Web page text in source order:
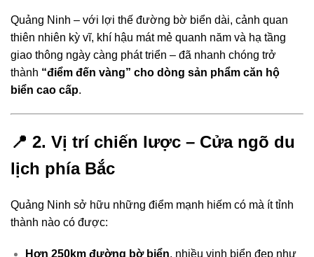
Quảng Ninh – với lợi thế đường bờ biển dài, cảnh quan
thiên nhiên kỳ vĩ, khí hậu mát mẻ quanh năm và hạ tầng
giao thông ngày càng phát triển – đã nhanh chóng trở
thành “điểm đến vàng” cho dòng sản phẩm căn hộ
biển cao cấp.
📍 2. Vị trí chiến lược – Cửa ngõ du
lịch phía Bắc
Quảng Ninh sở hữu những điểm mạnh hiếm có mà ít tỉnh
thành nào có được:
Hơn 250km đường bờ biển, nhiều vịnh biển đẹp như